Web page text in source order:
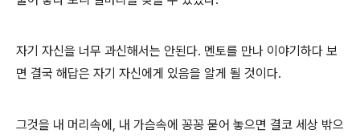
자기 자신을 너무 과신해서는 안된다. 멘토를 만나 이야기하다 보
면 결국 해답은 자기 자신에게 있음을 알게 될 것이다.
그것을 내 머리속에, 내 가슴속에 꽁꽁 묻어 놓으면 결코 세상 밖으